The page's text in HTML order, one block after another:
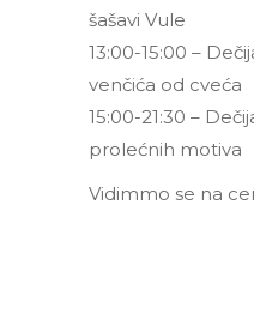
šašavi Vule
13:00-15:00 –
venčića od cveća
15:00-21:30 –
prolećnih motiva
Vidimmo se na